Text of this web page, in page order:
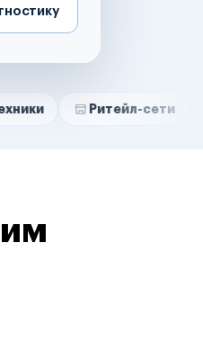
Ритейл-сети